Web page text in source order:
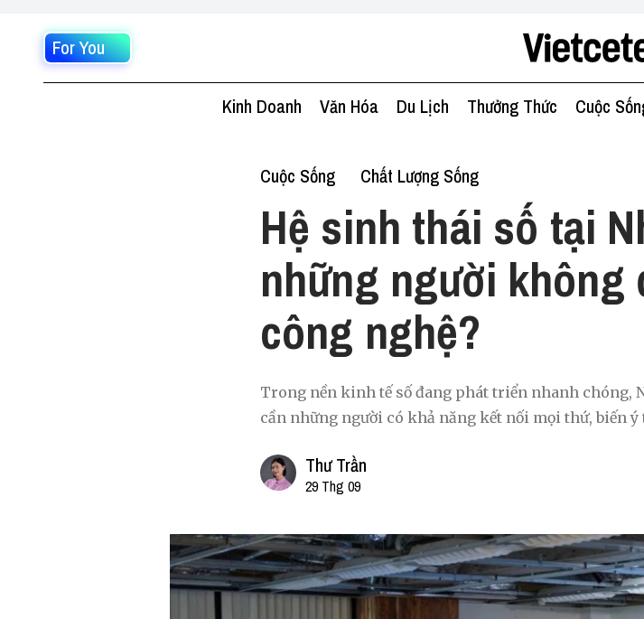
For You
Kinh Doanh Văn Hóa Du Lịch Thưởng Thức Cuộc
Cuộc Sống Chất Lượng Sống
Hệ sinh thái số tại
những người không
công nghệ?
Trong nền kinh tế số đang phát triển nhanh chóng,
cần những người có khả năng kết nối mọi thứ, biến
Thư Trần
29 Thg 09